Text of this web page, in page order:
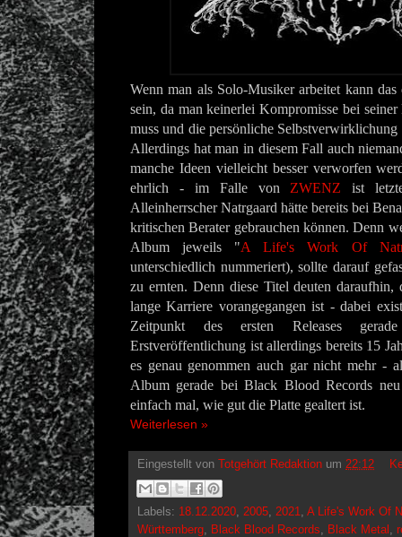
Wenn man als Solo-Musiker arbeitet kann
sein, da man keinerlei Kompromisse bei
muss und die persönliche
Allerdings hat man in diesem Fall auch
manche Ideen vielleicht besser verworfen
ehrlich - im Falle von ZWENZ ist
Alleinherrscher Natrgaard hätte bereits bei
kritischen Berater gebrauchen können. Denn
Album jeweils "A Life's Work Of
unterschiedlich nummeriert), sollte darauf
zu ernten. Denn diese Titel deuten daraufhin,
lange Karriere vorangegangen ist - dabei
Zeitpunkt des ersten Releases
Erstveröffentlichung ist allerdings bereits 15
es genau genommen auch gar nicht mehr -
Album gerade bei Black Blood Records
einfach mal, wie gut die Platte gealtert ist.
Weiterlesen »
Eingestellt von Totgehört Redaktion um 22:12
Labels: 18.12.2020 2005 2021 A Life's Work Of
Württemberg Black Blood Records Black Metal